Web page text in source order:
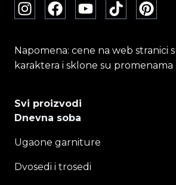
Napomena: cene na web stranici
karaktera i sklone su promenama
Svi proizvodi
Dnevna soba
Ugaone garniture
Dvosedi i trosedi